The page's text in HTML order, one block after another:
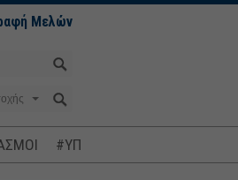
Μελών
#ΥΠΟΚΛΟΠΕΣ